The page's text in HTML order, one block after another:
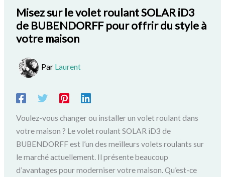
Misez sur le volet roulant SOLAR iD3
de BUBENDORFF pour offrir du style à
votre maison
Par Laurent
Voulez-vous changer ou installer un volet roulant dans
votre maison ? Le volet roulant SOLAR iD3 de
BUBENDORFF est l’un des meilleurs volets roulants sur
le marché actuellement. Il présente beaucoup
d’avantages pour moderniser votre maison. Qu’est-ce